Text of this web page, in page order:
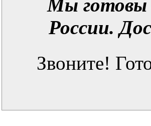
Мы готовы
России.
Звоните!